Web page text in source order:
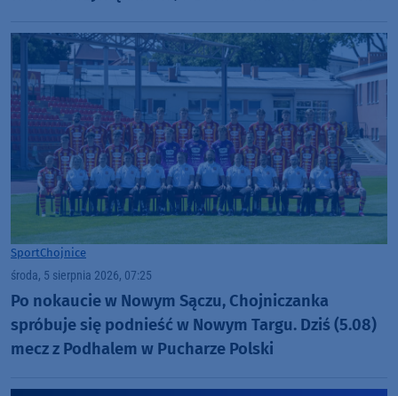
SportChojnice
środa, 5 sierpnia 2026, 07:25
Po nokaucie w Nowym Sączu, Chojniczanka
spróbuje się podnieść w Nowym Targu. Dziś (5.08)
mecz z Podhalem w Pucharze Polski